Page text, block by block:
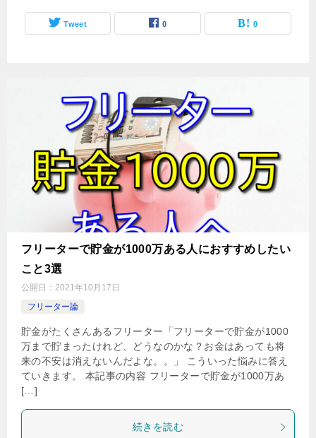
Tweet 0 0
フリーターで貯金が1000万ある人におすすめしたい
こと3選
公開日： 2021年10月17日
フリーター論
貯金がたくさんあるフリーター「フリーターで貯金が1000
万まで貯まったけれど、どうなのかな？お金はあっても将
来の不安は消えないんだよな。。」 こういった悩みに答え
ていきます。 本記事の内容 フリーターで貯金が1000万あ
[…]
続きを読む